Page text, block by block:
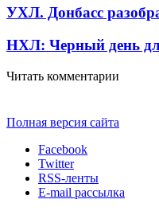
УХЛ. Донбасс
НХЛ: Черный день
Читать комментарии
Полная версия сайта
Facebook
Twitter
RSS-ленты
E-mail рассылка